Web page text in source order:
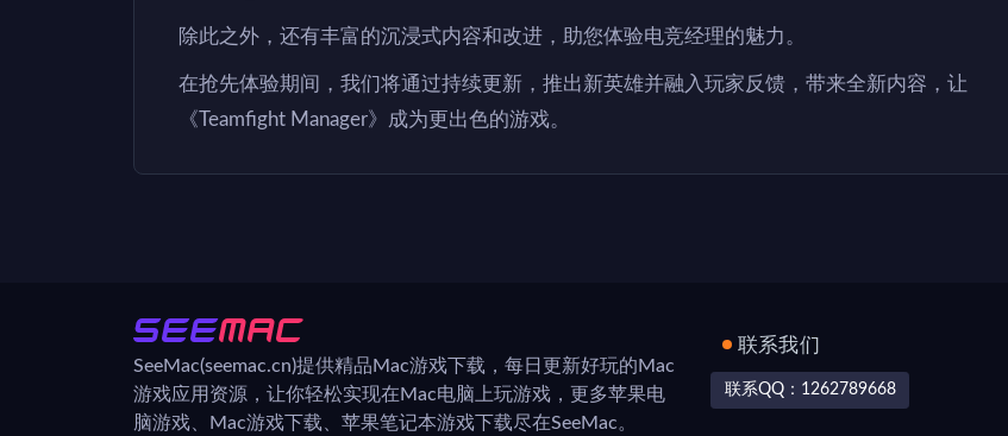
除此之外，还有丰富的沉浸式内容和改进，助您体验电竞经理的魅力。
在抢先体验期间，我们将通过持续更新，推出新英雄并融入玩家反馈，带来全新内容，让
《Teamfight Manager》成为更出色的游戏。
SeeMac(seemac.cn)提供精品Mac游戏下载，每日更新好玩的Mac
游戏应用资源，让你轻松实现在Mac电脑上玩游戏，更多苹果电
脑游戏、Mac游戏下载、苹果笔记本游戏下载尽在SeeMac。
联系我们
联系QQ：1262789668